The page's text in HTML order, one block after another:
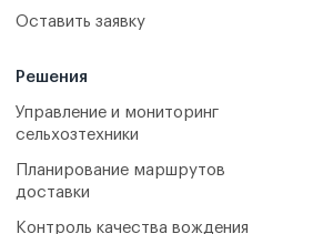
Оставить заявку
Решения
Управление и мониторинг
сельхозтехники
Планирование маршрутов
доставки
Контроль качества вождения